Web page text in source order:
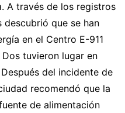
A través de los registros
descubrió que se han
en el Centro E-911
tuvieron lugar en
del incidente de
recomendó que la
de alimentación